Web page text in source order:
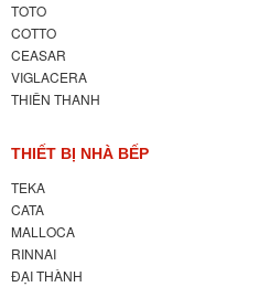
TOTO
COTTO
CEASAR
VIGLACERA
THIÊN THANH
THIẾT BỊ NHÀ BẾP
TEKA
CATA
MALLOCA
RINNAI
ĐẠI THÀNH